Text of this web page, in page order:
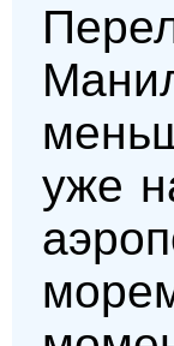
уже